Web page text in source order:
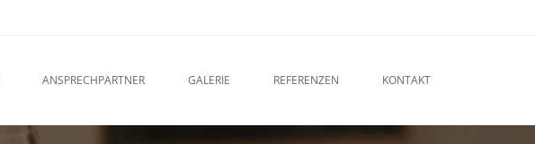
ANSPRECHPARTNER GALERIE REFERENZEN KONTAKT